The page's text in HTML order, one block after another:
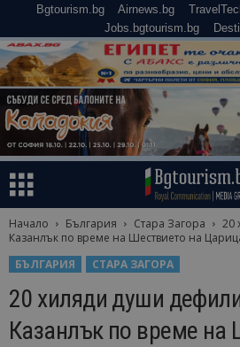
Bgtourism.bg Airnews.bg
Jobs.bgtourism.bg
Начало България Стара Загора
20
Казанлък по време на Шествието на
БЪЛГАРИЯ
СТАРА ЗАГОРА
20 хиляди души
Казанлък по време на